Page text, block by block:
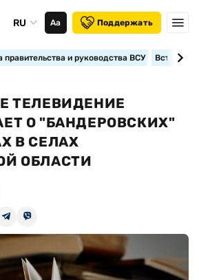
RU Аа Поддержать
правительства и руководства ВСУ
ТЕЛЕВИДЕНИЕ
О "БАНДЕРОВСКИХ"
В СЕЛАХ
ОБЛАСТИ